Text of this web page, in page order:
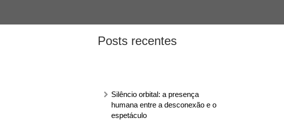
Posts recentes
Silêncio orbital: a presença
humana entre a desconexão e o
espetáculo